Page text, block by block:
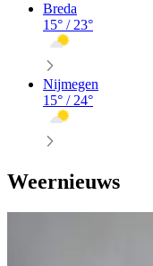
Breda
15° / 23°
Nijmegen
15° / 24°
Weernieuws